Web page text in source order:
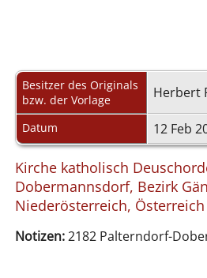
Besitzer des Originals
bzw. der Vorlage
Herbert
Datum 12 Feb
Kirche katholisch
Dobermannsdorf, Bezirk
Niederösterreich, Österreich
Notizen:2182 Palterndorf-